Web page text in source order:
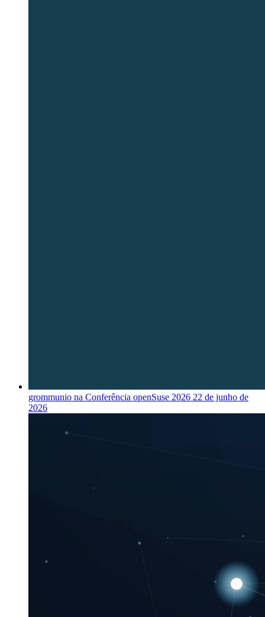
grommunio na Conferência openSuse 2026 22 de junho de
2026